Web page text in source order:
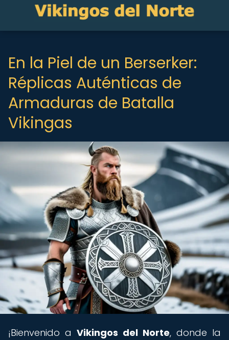
En la Piel de un Berserker:
Réplicas Auténticas de
Armaduras de Batalla
Vikingas
¡Bienvenido a Vikingos del Norte, donde la